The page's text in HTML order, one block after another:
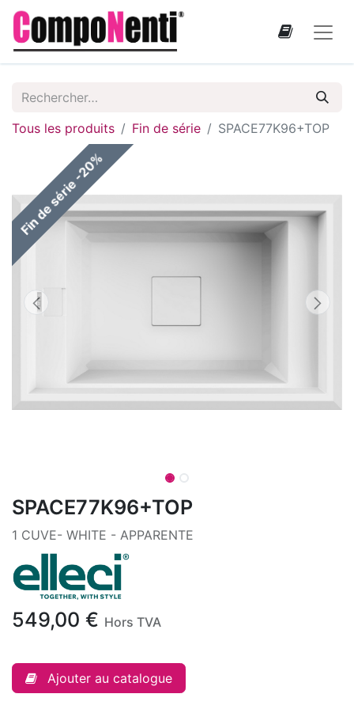
Tous les produits Fin de série SPACE77K96+TOP
Fin de série -20%
SPACE77K96+TOP
1 CUVE- WHITE - APPARENTE
549,00 € Hors TVA
Ajouter au catalogue